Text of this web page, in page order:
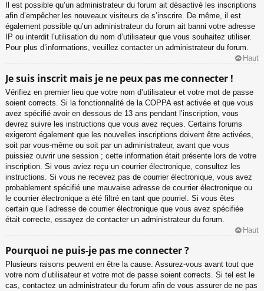
Il est possible qu’un administrateur du forum ait désactivé les inscriptions
afin d’empêcher les nouveaux visiteurs de s’inscrire. De même, il est
également possible qu’un administrateur du forum ait banni votre adresse
IP ou interdit l’utilisation du nom d’utilisateur que vous souhaitez utiliser.
Pour plus d’informations, veuillez contacter un administrateur du forum.
Haut
Je suis inscrit mais je ne peux pas me connecter !
Vérifiez en premier lieu que votre nom d’utilisateur et votre mot de passe
soient corrects. Si la fonctionnalité de la COPPA est activée et que vous
avez spécifié avoir en dessous de 13 ans pendant l’inscription, vous
devrez suivre les instructions que vous avez reçues. Certains forums
exigeront également que les nouvelles inscriptions doivent être activées,
soit par vous-même ou soit par un administrateur, avant que vous
puissiez ouvrir une session ; cette information était présente lors de votre
inscription. Si vous aviez reçu un courrier électronique, consultez les
instructions. Si vous ne recevez pas de courrier électronique, vous avez
probablement spécifié une mauvaise adresse de courrier électronique ou
le courrier électronique a été filtré en tant que pourriel. Si vous êtes
certain que l’adresse de courrier électronique que vous avez spécifiée
était correcte, essayez de contacter un administrateur du forum.
Haut
Pourquoi ne puis-je pas me connecter ?
Plusieurs raisons peuvent en être la cause. Assurez-vous avant tout que
votre nom d’utilisateur et votre mot de passe soient corrects. Si tel est le
cas, contactez un administrateur du forum afin de vous assurer de ne pas